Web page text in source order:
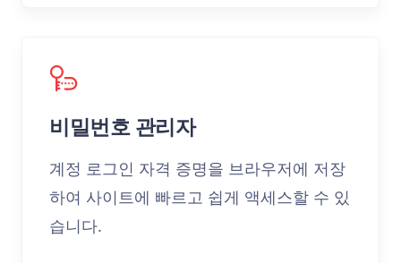
비밀번호 관리자
계정 로그인 자격 증명을 브라우저에 저장
하여 사이트에 빠르고 쉽게 액세스할 수 있
습니다.